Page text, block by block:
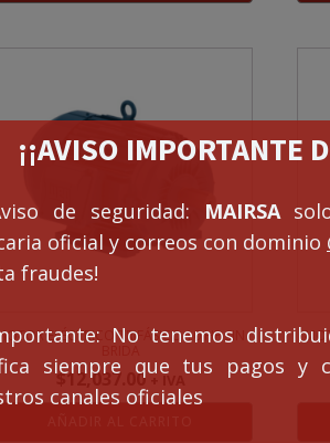
¡¡AVISO IMPORTANTE
de seguridad: MAIRSA
oficial y correos con dominio
fraudes!
No tenemos
siempre que tus pagos y
canales oficiales
ELÉCTRICO TRIFÁSICO 10 HP SIN
$12,037.00